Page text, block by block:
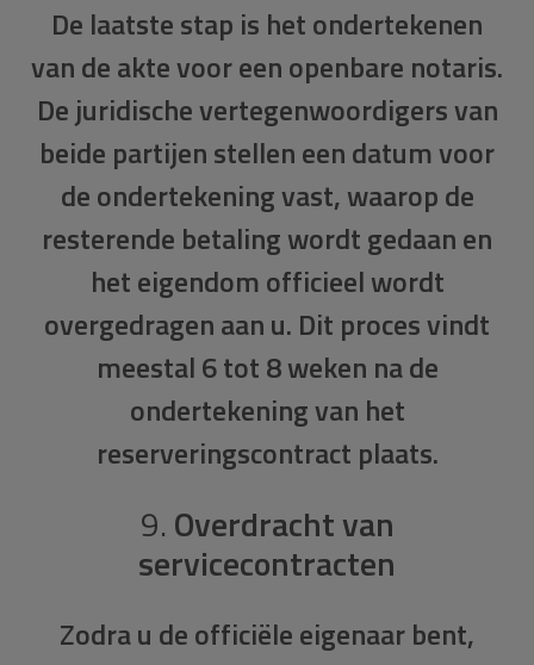
De laatste stap is het ondertekenen
van deaktevoor een openbare notaris.
De juridische vertegenwoordigers van
beide partijen stellen een datum voor
de ondertekening vast, waarop de
resterende betaling wordt gedaan en
het eigendom officieel wordt
overgedragen aan u. Dit proces vindt
meestal 6 tot 8 weken na de
ondertekening van het
reserveringscontract plaats.
9. Overdracht van
servicecontracten
Zodra u de officiële eigenaar bent,